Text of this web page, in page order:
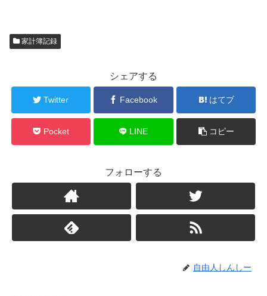
家計簿記録
シェアする
Twitter Facebook はてブ
Pocket LINE コピー
フォローする
自由人しんしー